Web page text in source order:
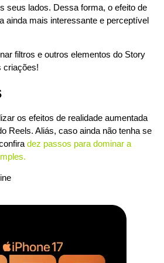
seus lados. Dessa forma, o efeito de
ainda mais interessante e perceptível
filtros e outros elementos do Story
criações!
os efeitos de realidade aumentada
Reels. Aliás, caso ainda não tenha se
dez passos para dominar a